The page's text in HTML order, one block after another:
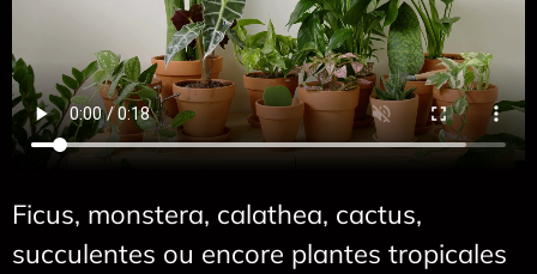
Ficus, monstera, calathea, cactus,
succulentes ou encore plantes tropicales